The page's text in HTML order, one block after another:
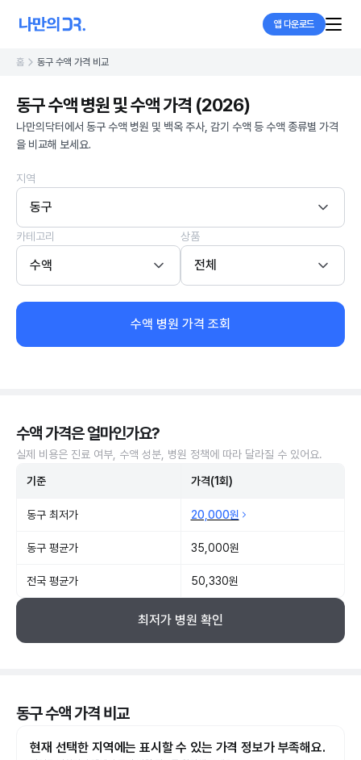
앱 다운로드
홈 동구 수액 가격 비교
동구 수액 병원 및 수액 가격 (2026)
나만의닥터에서 동구 수액 병원 및 백옥 주사, 감기 수액 등 수액 종류별 가격
을 비교해 보세요.
지역
동구
카테고리
수액
상품
전체
수액 병원 가격 조회
수액 가격은 얼마인가요?
실제 비용은 진료 여부, 수액 성분, 병원 정책에 따라 달라질 수 있어요.
기준 가격(1회)
동구 최저가 20,000원
동구 평균가 35,000원
전국 평균가 50,330원
최저가 병원 확인
동구 수액 가격 비교
현재 선택한 지역에는 표시할 수 있는 가격 정보가 부족해요.